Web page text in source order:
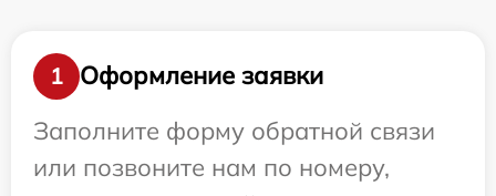
1
Оформление заявки
Заполните форму обратной связи
или позвоните нам по номеру,